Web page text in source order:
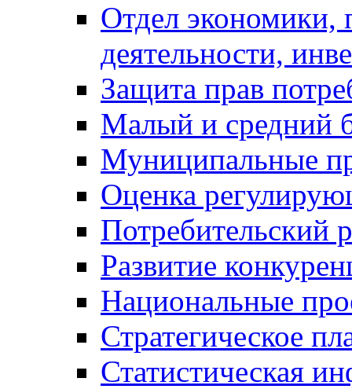
Отдел экономики,
деятельности,
Защита прав
Малый и средний
Муниципальные
Оценка
Потребительский
Развитие
Национальные
Стратегическое
Статистическая